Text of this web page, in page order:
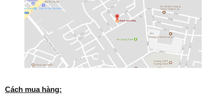
Cách mua hàng: